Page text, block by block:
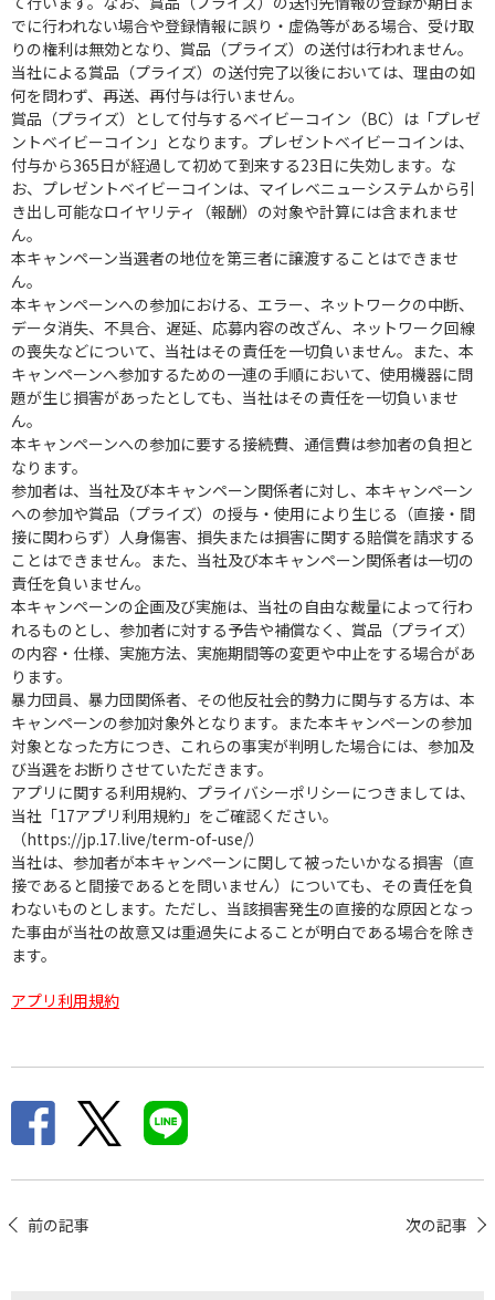
でに行われない場合や登録情報に誤り・虚偽等がある場合、受け取
りの権利は無効となり、賞品（プライズ）の送付は行われません。
当社による賞品（プライズ）の送付完了以後においては、理由の如
何を問わず、再送、再付与は行いません。
賞品（プライズ）として付与するベイビーコイン（BC）は「プレゼ
ントベイビーコイン」となります。プレゼントベイビーコインは、
付与から365日が経過して初めて到来する23日に失効します。な
お、プレゼントベイビーコインは、マイレベニューシステムから引
き出し可能なロイヤリティ（報酬）の対象や計算には含まれませ
ん。
本キャンペーン当選者の地位を第三者に譲渡することはできませ
ん。
本キャンペーンへの参加における、エラー、ネットワークの中断、
データ消失、不具合、遅延、応募内容の改ざん、ネットワーク回線
の喪失などについて、当社はその責任を一切負いません。また、本
キャンペーンへ参加するための一連の手順において、使用機器に問
題が生じ損害があったとしても、当社はその責任を一切負いませ
ん。
本キャンペーンへの参加に要する接続費、通信費は参加者の負担と
なります。
参加者は、当社及び本キャンペーン関係者に対し、本キャンペーン
への参加や賞品（プライズ）の授与・使用により生じる（直接・間
接に関わらず）人身傷害、損失または損害に関する賠償を請求する
ことはできません。また、当社及び本キャンペーン関係者は一切の
責任を負いません。
本キャンペーンの企画及び実施は、当社の自由な裁量によって行わ
れるものとし、参加者に対する予告や補償なく、賞品（プライズ）
の内容・仕様、実施方法、実施期間等の変更や中止をする場合があ
ります。
暴力団員、暴力団関係者、その他反社会的勢力に関与する方は、本
キャンペーンの参加対象外となります。また本キャンペーンの参加
対象となった方につき、これらの事実が判明した場合には、参加及
び当選をお断りさせていただきます。
アプリに関する利用規約、プライバシーポリシーにつきましては、
当社「17アプリ利用規約」をご確認ください。
（https://jp.17.live/term-of-use/）
当社は、参加者が本キャンペーンに関して被ったいかなる損害（直
接であると間接であるとを問いません）についても、その責任を負
わないものとします。ただし、当該損害発生の直接的な原因となっ
た事由が当社の故意又は重過失によることが明白である場合を除き
ます。
アプリ利用規約
投前の記事 次の記事